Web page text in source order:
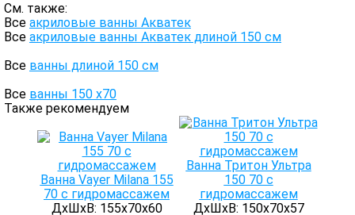
См. также:
Все акриловые ванны Акватек
Все акриловые ванны Акватек длиной 150 см
Все ванны длиной 150 см
Все ванны 150 х70
Также рекомендуем
Ванна Vayer Milana 155
70 с гидромассажем
ДхШхВ: 155х70х60
Ванна Тритон Ультра
150 70 с
гидромассажем
ДхШхВ: 150х70х57